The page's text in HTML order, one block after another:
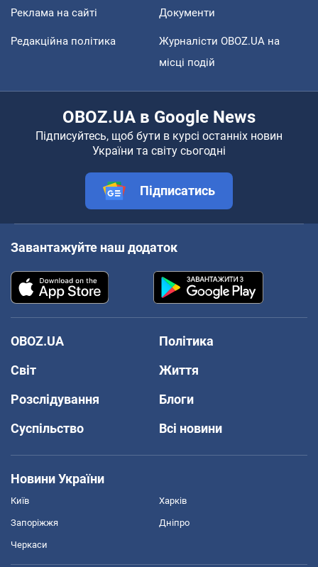
Реклама на сайті Документи
Редакційна політика
Журналісти OBOZ.UA на
місці подій
OBOZ.UA в Google News
Підписуйтесь, щоб бути в курсі останніх новин
України та світу сьогодні
Підписатись
Завантажуйте наш додаток
OBOZ.UA
Політика
Світ
Життя
Розслідування
Блоги
Суспільство
Всі новини
Новини України
Київ Харків
Запоріжжя Дніпро
Черкаси